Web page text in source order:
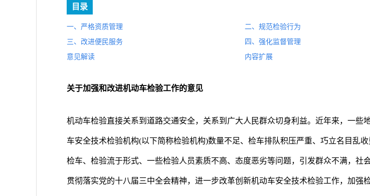
目录
一、严格资质管理
二、规范检验行为
三、改进便民服务
四、强化监督管理
意见解读
内容扩展
关于加强和改进机动车检验工作的意见
机动车检验直接关系到道路交通安全，关系到广大人民群众切身利益。近年来，一些
车安全技术检验机构(以下简称检验机构)数量不足、检车排队积压严重、巧立名目乱
检车、检验流于形式、一些检验人员素质不高、态度恶劣等问题，引发群众不满，社
贯彻落实党的十八届三中全会精神，进一步改革创新机动车安全技术检验工作，加强